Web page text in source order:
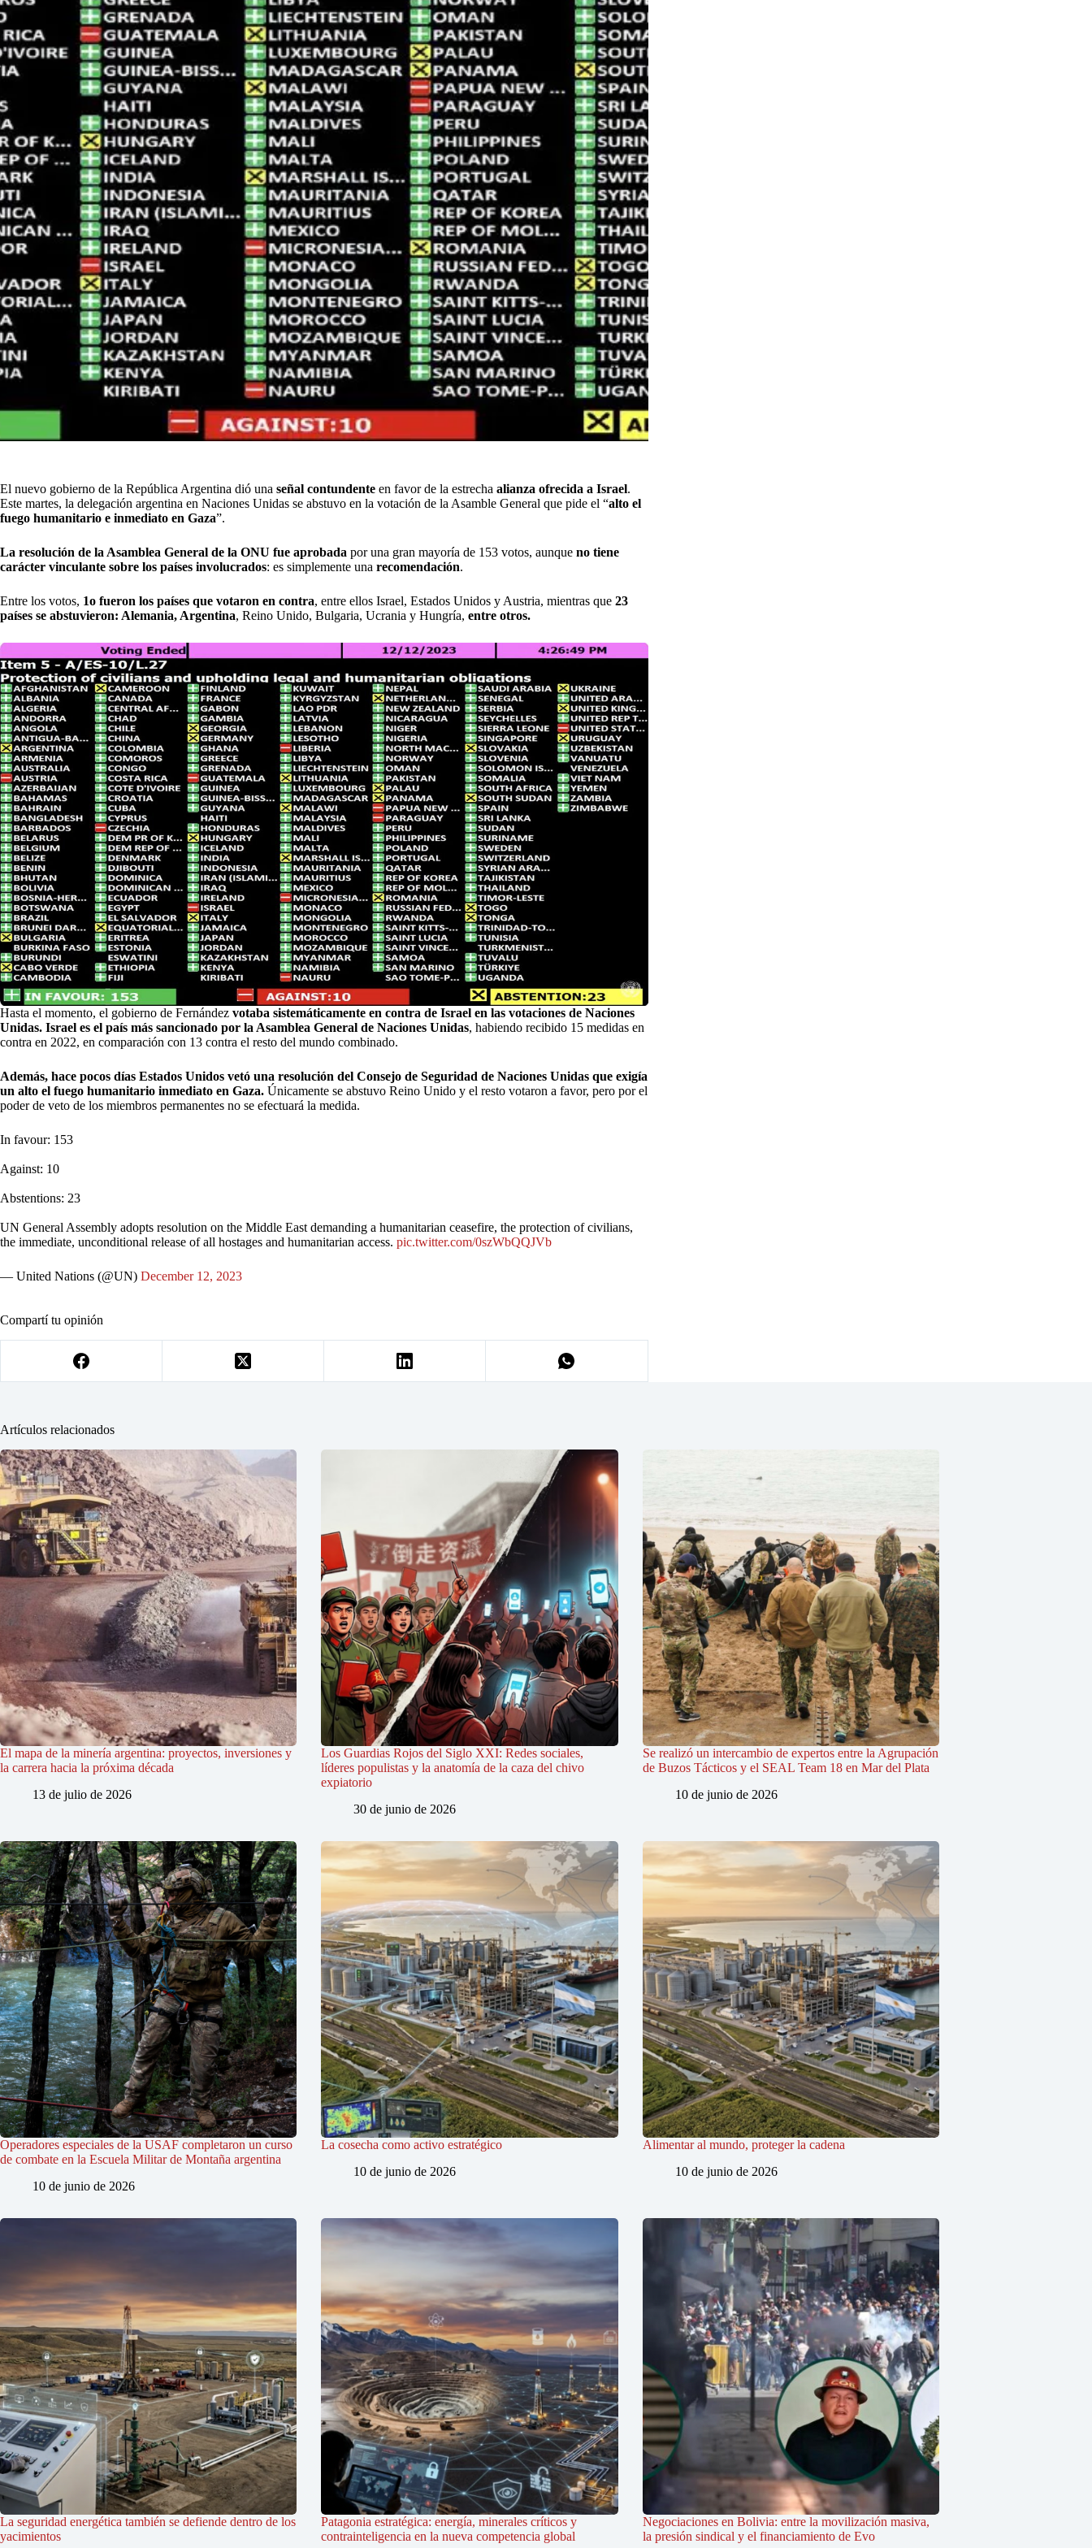
El nuevo gobierno de la República Argentina dió una señal contundente en favor de la estrecha alianza ofrecida a Israel.
Este martes, la delegación argentina en Naciones Unidas se abstuvo en la votación de la Asamble General que pide el “alto el
fuego humanitario e inmediato en Gaza”.
La resolución de la Asamblea General de la ONU fue aprobada por una gran mayoría de 153 votos, aunque no tiene
carácter vinculante sobre los países involucrados: es simplemente una recomendación.
Entre los votos, 1o fueron los países que votaron en contra, entre ellos Israel, Estados Unidos y Austria, mientras que 23
países se abstuvieron: Alemania, Argentina, Reino Unido, Bulgaria, Ucrania y Hungría, entre otros.
Hasta el momento, el gobierno de Fernández votaba sistemáticamente en contra de Israel en las votaciones de Naciones
Unidas. Israel es el país más sancionado por la Asamblea General de Naciones Unidas, habiendo recibido 15 medidas en
contra en 2022, en comparación con 13 contra el resto del mundo combinado.
Además, hace pocos días Estados Unidos vetó una resolución del Consejo de Seguridad de Naciones Unidas que exigía
un alto el fuego humanitario inmediato en Gaza. Únicamente se abstuvo Reino Unido y el resto votaron a favor, pero por el
poder de veto de los miembros permanentes no se efectuará la medida.
In favour: 153
Against: 10
Abstentions: 23
UN General Assembly adopts resolution on the Middle East demanding a humanitarian ceasefire, the protection of civilians,
the immediate, unconditional release of all hostages and humanitarian access. pic.twitter.com/0szWbQQJVb
— United Nations (@UN) December 12, 2023
Compartí tu opinión
Artículos relacionados
El mapa de la minería argentina: proyectos, inversiones y
la carrera hacia la próxima década
13 de julio de 2026
Los Guardias Rojos del Siglo XXI: Redes sociales,
líderes populistas y la anatomía de la caza del chivo
expiatorio
30 de junio de 2026
Se realizó un intercambio de expertos entre la Agrupación
de Buzos Tácticos y el SEAL Team 18 en Mar del Plata
10 de junio de 2026
Operadores especiales de la USAF completaron un curso
de combate en la Escuela Militar de Montaña argentina
10 de junio de 2026
La cosecha como activo estratégico
10 de junio de 2026
Alimentar al mundo, proteger la cadena
10 de junio de 2026
La seguridad energética también se defiende dentro de los
yacimientos
Patagonia estratégica: energía, minerales críticos y
contrainteligencia en la nueva competencia global
Negociaciones en Bolivia: entre la movilización masiva,
la presión sindical y el financiamiento de Evo